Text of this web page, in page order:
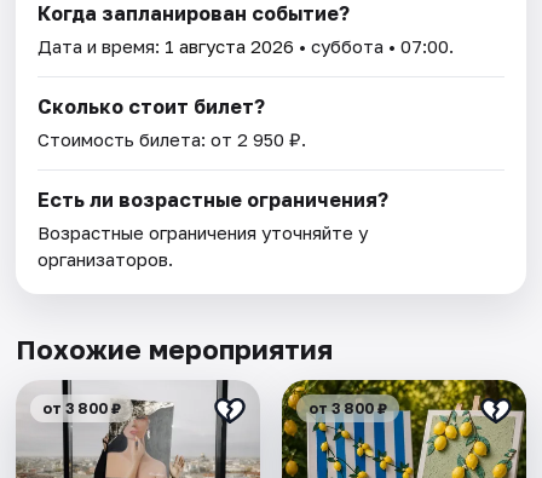
Когда запланирован событие?
Дата и время: 1 августа 2026 • суббота • 07:00.
Сколько стоит билет?
Стоимость билета: от 2 950 ₽.
Есть ли возрастные ограничения?
Возрастные ограничения уточняйте у
организаторов.
Похожие мероприятия
от 3 800 ₽ от 3 800 ₽